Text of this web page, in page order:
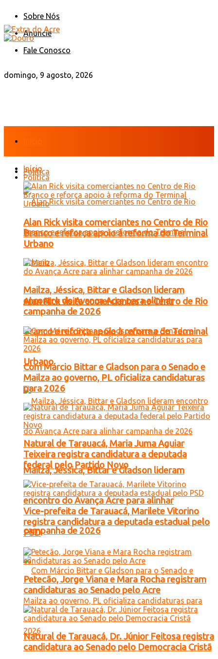
Sobre Nós
Anuncie
Fale Conosco
domingo, 9 agosto, 2026
Política
Alan Rick visita comerciantes no Centro de Rio
Branco e reforça apoio à reforma do Terminal
Urbano
Mailza, Jéssica, Bittar e Gladson lideram
encontro do Avança Acre para alinhar
campanha de 2026
Início
Política
Alan Rick visita comerciantes no Centro de Rio
Branco e reforça apoio à reforma do Terminal
Urbano
Mailza, Jéssica, Bittar e Gladson lideram
encontro do Avança Acre para alinhar
campanha de 2026
Com Márcio Bittar e Gladson para o Senado e
Mailza ao governo, PL oficializa candidaturas
para 2026
Natural de Tarauacá, Maria Juma Aguiar
Teixeira registra candidatura a deputada
federal pelo Partido Novo
Vice-prefeita de Tarauacá, Marilete Vitorino
registra candidatura a deputada estadual pelo
PSD
Petecão, Jorge Viana e Mara Rocha registram
candidaturas ao Senado pelo Acre
Natural de Tarauacá, Dr. Júnior Feitosa registra
candidatura ao Senado pelo Democracia Cristã